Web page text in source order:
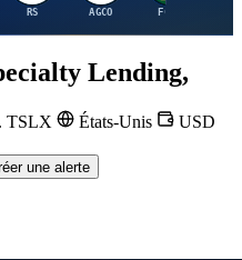
RS AGCO FCFS
Lending,
TSLX États-Unis
USD
une alerte